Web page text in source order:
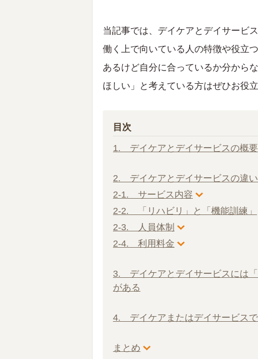
当記事では、デイケアとデイサービ
働く上で向いている人の特徴や役立
あるけど自分に合っているか分から
ほしい」と考えている方はぜひお役立
目次
1. デイケアとデイサービスの概要
2. デイケアとデイサービスの違い
2-1. サービス内容
2-2. 「リハビリ」と「機能訓練」
2-3. 人員体制
2-4. 利用料金
3. デイケアとデイサービスには
がある
4. デイケアまたはデイサービス
まとめ